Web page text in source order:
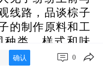
线路，品谈棕子
的制作原料和工
种类、样式和味
统习俗对嘉兴棕
确认 0